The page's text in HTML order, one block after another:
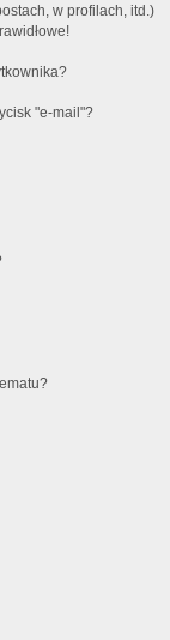
w profilach, itd.)
"e-mail"?